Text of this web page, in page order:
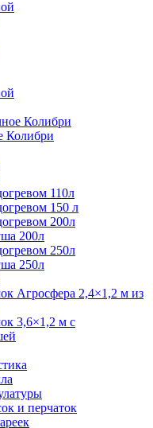
Колибри
Колибри
110л
150 л
200л
200л
250л
250л
Агросфера 2,4×1,2 м из
3,6×1,2 м с
и перчаток